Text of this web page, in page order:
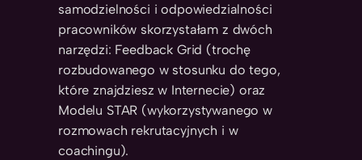
samodzielności i odpowiedzialności
pracowników skorzystałam z dwóch
narzędzi: Feedback Grid (trochę
rozbudowanego w stosunku do tego,
które znajdziesz w Internecie) oraz
Modelu STAR (wykorzystywanego w
rozmowach rekrutacyjnych i w
coachingu).